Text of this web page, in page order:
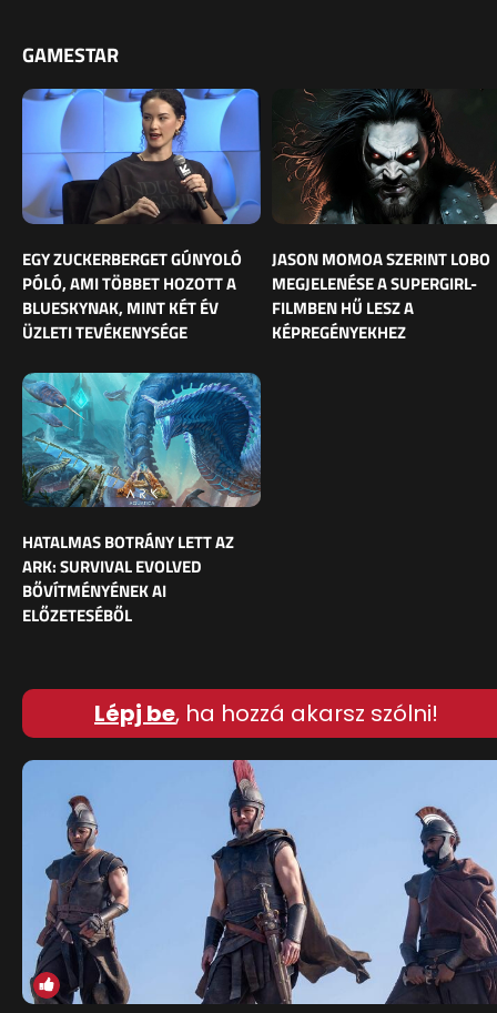
GAMESTAR
EGY ZUCKERBERGET GÚNYOLÓ
PÓLÓ, AMI TÖBBET HOZOTT A
BLUESKYNAK, MINT KÉT ÉV
ÜZLETI TEVÉKENYSÉGE
JASON MOMOA SZERINT LOBO
MEGJELENÉSE A SUPERGIRL-
FILMBEN HŰ LESZ A
KÉPREGÉNYEKHEZ
HATALMAS BOTRÁNY LETT AZ
ARK: SURVIVAL EVOLVED
BŐVÍTMÉNYÉNEK AI
ELŐZETESÉBŐL
Lépj be, ha hozzá akarsz szólni!